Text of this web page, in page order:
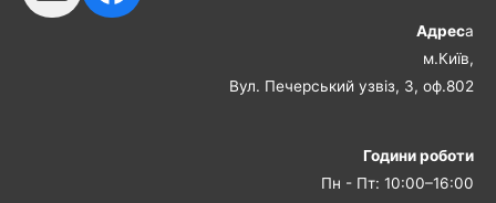
Адреса
м.Київ,
Вул. Печерський узвіз, 3, оф.802
Години роботи
Пн - Пт: 10:00–16:00